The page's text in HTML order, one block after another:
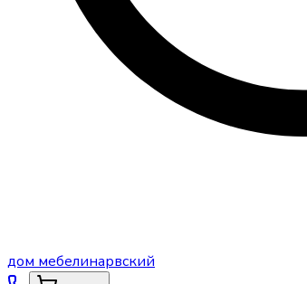
доммебелинарвский